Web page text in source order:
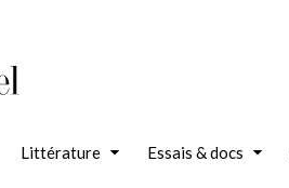
Littérature Essais & docs